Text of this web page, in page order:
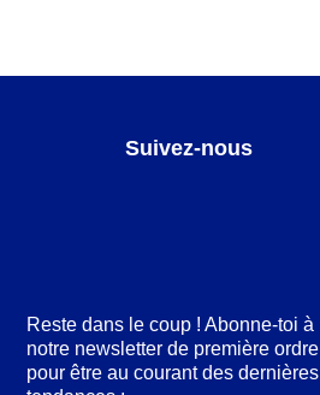
Suivez-nous
Reste dans le coup ! Abonne-toi à
notre newsletter de première ordre
pour être au courant des dernières